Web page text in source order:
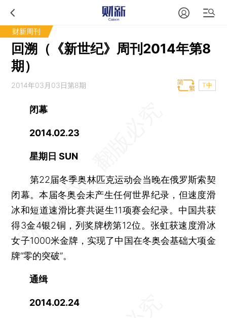
财新周刊
回溯（《新世纪》周刊2014年第8
期）
2014年03月03日第8期 T中
闭幕
2014.02.23
星期日 SUN
第22届冬季奥林匹克运动会当晚在俄罗斯索契
闭幕。本届冬奥会未产生任何世界纪录，但速度滑
冰和短道速滑比赛共诞生11项赛会纪录。中国共获
得3金4银2铜，列奖牌榜第12位。张虹获速度滑冰
女子1000米金牌，实现了中国在冬奥会基础大项金
牌“零的突破”。
通缉
2014.02.24